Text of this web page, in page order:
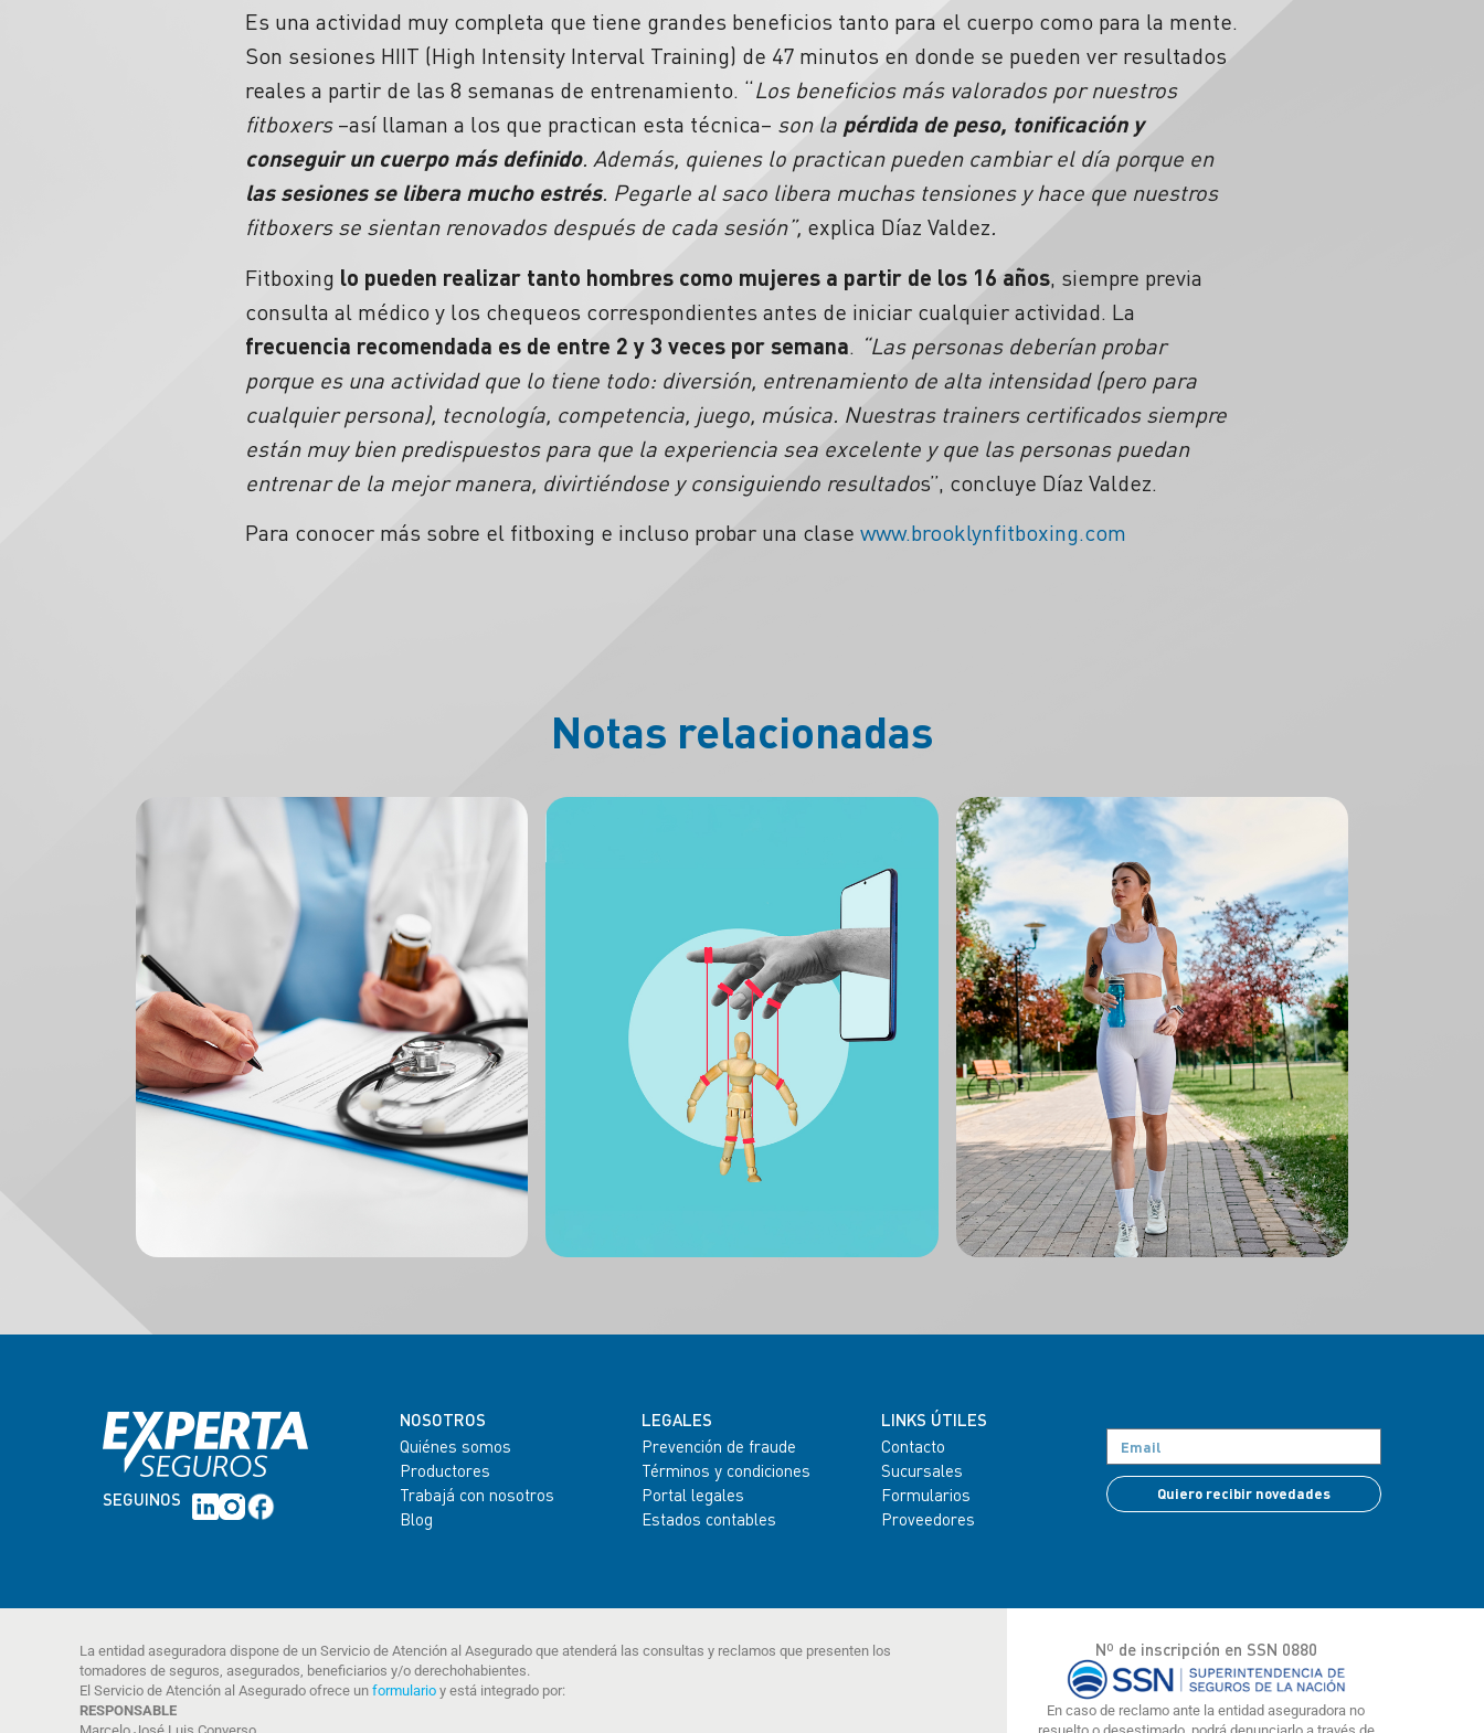
Es una actividad muy completa que tiene grandes beneficios tanto para el cuerpo como para la mente.
Son sesiones HIIT (High Intensity Interval Training) de 47 minutos en donde se pueden ver resultados
reales a partir de las 8 semanas de entrenamiento. “Los beneficios más valorados por nuestros
fitboxers –así llaman a los que practican esta técnica– son la pérdida de peso, tonificación y
conseguir un cuerpo más definido. Además, quienes lo practican pueden cambiar el día porque en
las sesiones se libera mucho estrés. Pegarle al saco libera muchas tensiones y hace que nuestros
fitboxers se sientan renovados después de cada sesión”, explica Díaz Valdez.
Fitboxing lo pueden realizar tanto hombres como mujeres a partir de los 16 años, siempre previa
consulta al médico y los chequeos correspondientes antes de iniciar cualquier actividad. La
frecuencia recomendada es de entre 2 y 3 veces por semana. “Las personas deberían probar
porque es una actividad que lo tiene todo: diversión, entrenamiento de alta intensidad (pero para
cualquier persona), tecnología, competencia, juego, música. Nuestras trainers certificados siempre
están muy bien predispuestos para que la experiencia sea excelente y que las personas puedan
entrenar de la mejor manera, divirtiéndose y consiguiendo resultados”, concluye Díaz Valdez.
Para conocer más sobre el fitboxing e incluso probar una clase www.brooklynfitboxing.com
Notas relacionadas
SEGUINOS
NOSOTROS
Quiénes somos
Productores
Trabajá con nosotros
Blog
LEGALES
Prevención de fraude
Términos y condiciones
Portal legales
Estados contables
LINKS ÚTILES
Contacto
Sucursales
Formularios
Proveedores
Quiero recibir novedades
La entidad aseguradora dispone de un Servicio de Atención al Asegurado que atenderá las consultas y reclamos que presenten los
tomadores de seguros, asegurados, beneficiarios y/o derechohabientes.
El Servicio de Atención al Asegurado ofrece un formulario y está integrado por:
RESPONSABLE
Nº de inscripción en SSN 0880
En caso de reclamo ante la entidad aseguradora no